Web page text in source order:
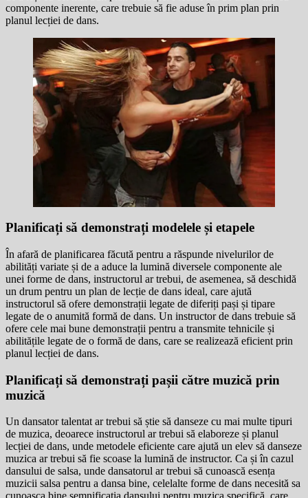
componente inerente, care trebuie să fie aduse în prim plan prin
planul lecției de dans.
Planificați să demonstrați modelele și etapele
În afară de planificarea făcută pentru a răspunde nivelurilor de
abilități variate și de a aduce la lumină diversele componente ale
unei forme de dans, instructorul ar trebui, de asemenea, să deschidă
un drum pentru un plan de lecție de dans ideal, care ajută
instructorul să ofere demonstrații legate de diferiți pași și tipare
legate de o anumită formă de dans. Un instructor de dans trebuie să
ofere cele mai bune demonstrații pentru a transmite tehnicile și
abilitățile legate de o formă de dans, care se realizează eficient prin
planul lecției de dans.
Planificați să demonstrați pașii către muzică prin
muzică
Un dansator talentat ar trebui să știe să danseze cu mai multe tipuri
de muzica, deoarece instructorul ar trebui să elaboreze și planul
lecției de dans, unde metodele eficiente care ajută un elev să danseze
muzica ar trebui să fie scoase la lumină de instructor. Ca și în cazul
dansului de salsa, unde dansatorul ar trebui să cunoască esența
muzicii salsa pentru a dansa bine, celelalte forme de dans necesită sa